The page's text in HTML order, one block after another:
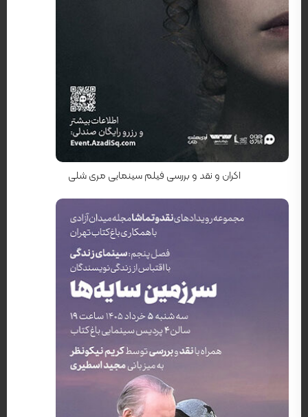
کارگردان: حیفا المنصور
اکران و نقد و بررسی فیلم سینمایی مری شلی